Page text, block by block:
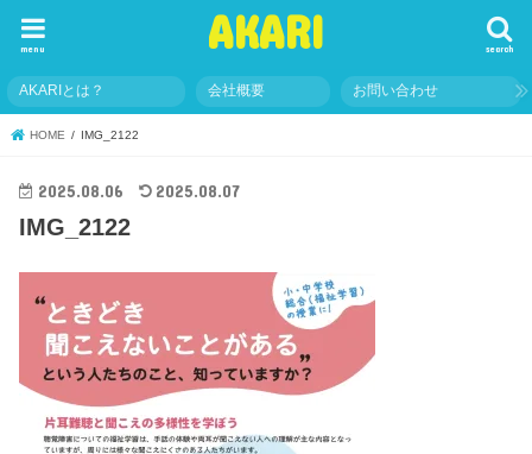
AKARI search
menu
AKARIとは？ 会社概要 お問い合わせ
HOME IMG_2122
2025.08.06 2025.08.07
IMG_2122